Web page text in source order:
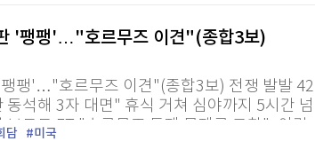
'팽팽'…"호르무즈 이견"(종합3보)
팽'…"호르무즈 이견"(종합3보) 전쟁 발발 42
석해 3자 대면" 휴식 거쳐 심야까지 5시간 넘
도도 FT "호르무즈 통제 문제로 교착", 이란
담 미국